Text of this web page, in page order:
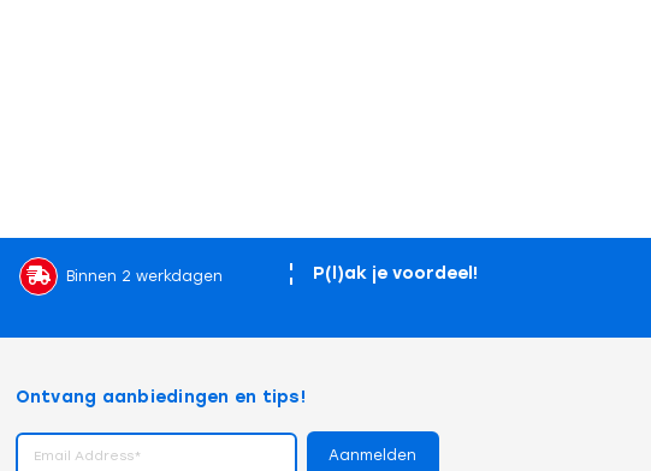
Binnen 2 werkdagen
P(l)ak je voordeel!
Ontvang aanbiedingen en tips!